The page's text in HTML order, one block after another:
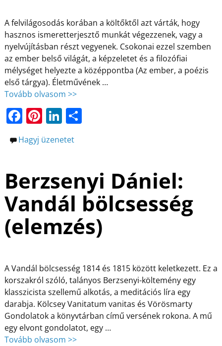
A felvilágosodás korában a költőktől azt várták, hogy
hasznos ismeretterjesztő munkát végezzenek, vagy a
nyelvújításban részt vegyenek. Csokonai ezzel szemben
az ember belső világát, a képzeletet és a filozófiai
mélységet helyezte a középpontba (Az ember, a poézis
első tárgya). Életművének …
Tovább olvasom >>
F
a
c
b
o
o
k
Pi
nt
er
st
Li
n
k
dI
n
O
m
e
g
Hagyj üzenetet
Berzsenyi Dániel:
Vandál bölcsesség
(elemzés)
A Vandál bölcsesség 1814 és 1815 között keletkezett. Ez a
korszakról szóló, talányos Berzsenyi-költemény egy
klasszicista szellemű alkotás, a meditációs líra egy
darabja. Kölcsey Vanitatum vanitas és Vörösmarty
Gondolatok a könyvtárban című versének rokona. A mű
egy elvont gondolatot, egy …
Tovább olvasom >>